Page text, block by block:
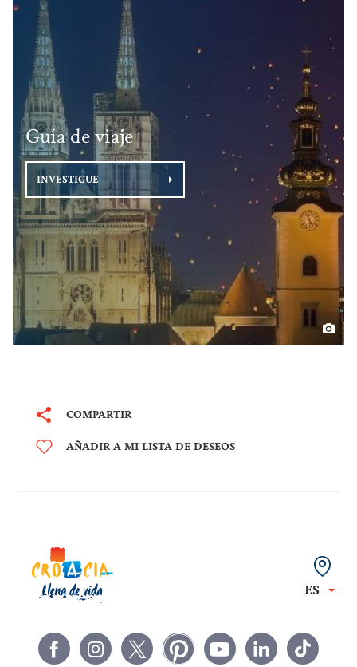
Guía de viaje
INVESTIGUE
COMPARTIR
AÑADIR A MI LISTA DE DESEOS
ES